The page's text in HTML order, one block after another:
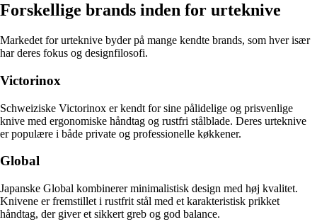
Forskellige brands inden for urteknive
Markedet for urteknive byder på mange kendte brands, som hver især
har deres fokus og designfilosofi.
Victorinox
Schweiziske Victorinox er kendt for sine pålidelige og prisvenlige
knive med ergonomiske håndtag og rustfri stålblade. Deres urteknive
er populære i både private og professionelle køkkener.
Global
Japanske Global kombinerer minimalistisk design med høj kvalitet.
Knivene er fremstillet i rustfrit stål med et karakteristisk prikket
håndtag, der giver et sikkert greb og god balance.